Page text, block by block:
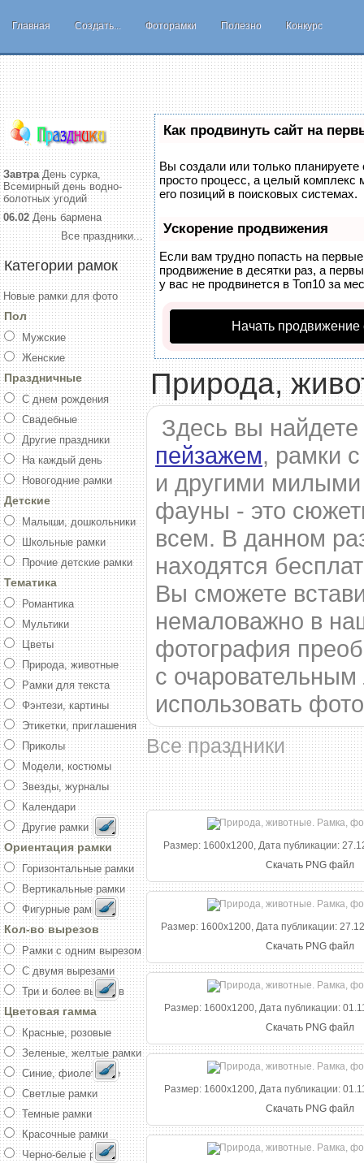
Главная Создать... Фоторамки Полезно Конкурс
ЗавтраДень сурка,
Всемирный день водно-
болотных угодий
06.02День бармена
Все праздники...
Категории рамок
Новые рамки для фото
Пол
Мужские
Женские
Праздничные
С днем рождения
Свадебные
Другие праздники
На каждый день
Новогодние рамки
Детские
Малыши, дошкольники
Школьные рамки
Прочие детские рамки
Тематика
Романтика
Мультики
Цветы
Природа, животные
Рамки для текста
Фэнтези, картины
Этикетки, приглашения
Приколы
Модели, костюмы
Звезды, журналы
Календари
Другие рамки
Ориентация рамки
Горизонтальные рамки
Вертикальные рамки
Фигурные рамки
Кол-во вырезов
Рамки с одним вырезом
С двумя вырезами
Три и более вырезов
Цветовая гамма
Красные, розовые
Зеленые, желтые рамки
Синие, фиолетовые
Светлые рамки
Темные рамки
Красочные рамки
Черно-белые рамки
Как продвинуть сайт на
Вы создали или только планируете
просто процесс, а целый комплекс
его позиций в поисковых системах.
Ускорение продвижения
Если вам трудно попасть на
продвижение в десятки раз, а
у вас не продвинется в Топ10 за
Начать продвижение
Природа,
Здесь вы
пейзажем, рамки
и другими
фауны - это
всем. В данном
находятся
Вы сможете
немаловажно в
фотография
с
использовать
Все праздники
Размер: 1600x1200, Дата публикации:
Скачать PNG файл
Размер: 1600x1200, Дата публикации:
Скачать PNG файл
Размер: 1600x1200, Дата публикации:
Скачать PNG файл
Размер: 1600x1200, Дата публикации:
Скачать PNG файл